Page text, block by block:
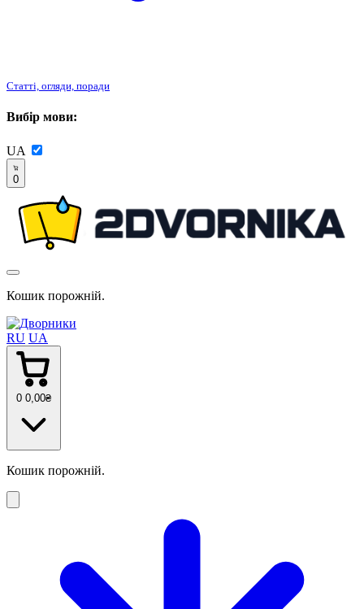
Статті, огляди, поради
Вибір мови:
UA
0
Кошик порожній.
RU UA
0 0 ,00₴
Кошик порожній.